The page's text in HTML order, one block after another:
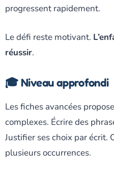
progressent rapidement.
Le défi reste motivant.
réussir.
🎓 Niveau approfondi
Les fiches avancées
complexes. Écrire des
Justifier ses choix par écrit.
plusieurs occurrences.